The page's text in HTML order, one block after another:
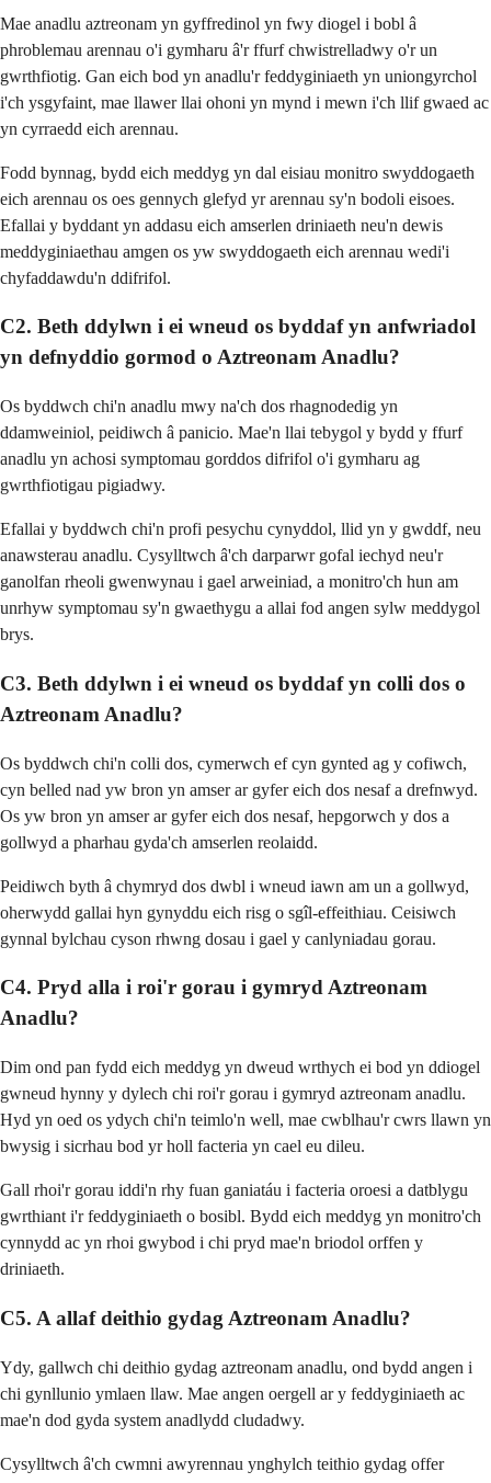
Mae anadlu aztreonam yn gyffredinol yn fwy diogel i bobl â
phroblemau arennau o'i gymharu â'r ffurf chwistrelladwy o'r un
gwrthfiotig. Gan eich bod yn anadlu'r feddyginiaeth yn uniongyrchol
i'ch ysgyfaint, mae llawer llai ohoni yn mynd i mewn i'ch llif gwaed ac
yn cyrraedd eich arennau.
Fodd bynnag, bydd eich meddyg yn dal eisiau monitro swyddogaeth
eich arennau os oes gennych glefyd yr arennau sy'n bodoli eisoes.
Efallai y byddant yn addasu eich amserlen driniaeth neu'n dewis
meddyginiaethau amgen os yw swyddogaeth eich arennau wedi'i
chyfaddawdu'n ddifrifol.
C2. Beth ddylwn i ei wneud os byddaf yn anfwriadol
yn defnyddio gormod o Aztreonam Anadlu?
Os byddwch chi'n anadlu mwy na'ch dos rhagnodedig yn
ddamweiniol, peidiwch â panicio. Mae'n llai tebygol y bydd y ffurf
anadlu yn achosi symptomau gorddos difrifol o'i gymharu ag
gwrthfiotigau pigiadwy.
Efallai y byddwch chi'n profi pesychu cynyddol, llid yn y gwddf, neu
anawsterau anadlu. Cysylltwch â'ch darparwr gofal iechyd neu'r
ganolfan rheoli gwenwynau i gael arweiniad, a monitro'ch hun am
unrhyw symptomau sy'n gwaethygu a allai fod angen sylw meddygol
brys.
C3. Beth ddylwn i ei wneud os byddaf yn colli dos o
Aztreonam Anadlu?
Os byddwch chi'n colli dos, cymerwch ef cyn gynted ag y cofiwch,
cyn belled nad yw bron yn amser ar gyfer eich dos nesaf a drefnwyd.
Os yw bron yn amser ar gyfer eich dos nesaf, hepgorwch y dos a
gollwyd a pharhau gyda'ch amserlen reolaidd.
Peidiwch byth â chymryd dos dwbl i wneud iawn am un a gollwyd,
oherwydd gallai hyn gynyddu eich risg o sgîl-effeithiau. Ceisiwch
gynnal bylchau cyson rhwng dosau i gael y canlyniadau gorau.
C4. Pryd alla i roi'r gorau i gymryd Aztreonam
Anadlu?
Dim ond pan fydd eich meddyg yn dweud wrthych ei bod yn ddiogel
gwneud hynny y dylech chi roi'r gorau i gymryd aztreonam anadlu.
Hyd yn oed os ydych chi'n teimlo'n well, mae cwblhau'r cwrs llawn yn
bwysig i sicrhau bod yr holl facteria yn cael eu dileu.
Gall rhoi'r gorau iddi'n rhy fuan ganiatáu i facteria oroesi a datblygu
gwrthiant i'r feddyginiaeth o bosibl. Bydd eich meddyg yn monitro'ch
cynnydd ac yn rhoi gwybod i chi pryd mae'n briodol orffen y
driniaeth.
C5. A allaf deithio gydag Aztreonam Anadlu?
Ydy, gallwch chi deithio gydag aztreonam anadlu, ond bydd angen i
chi gynllunio ymlaen llaw. Mae angen oergell ar y feddyginiaeth ac
mae'n dod gyda system anadlydd cludadwy.
Cysylltwch â'ch cwmni awyrennau ynghylch teithio gydag offer